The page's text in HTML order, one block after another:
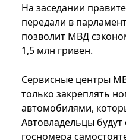
На заседании
передали в
позволит МВД
1,5 млн гривен.
Сервисные центры
только закреплять
автомобилями,
Автовладельцы
госномера